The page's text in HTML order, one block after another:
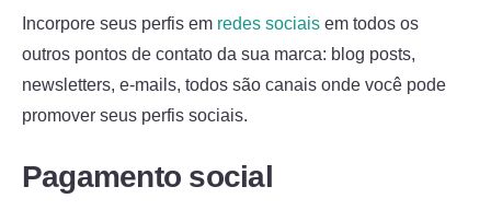
Incorpore seus perfis em redes sociais em todos os
outros pontos de contato da sua marca: blog posts,
newsletters, e-mails, todos são canais onde você pode
promover seus perfis sociais.
Pagamento social